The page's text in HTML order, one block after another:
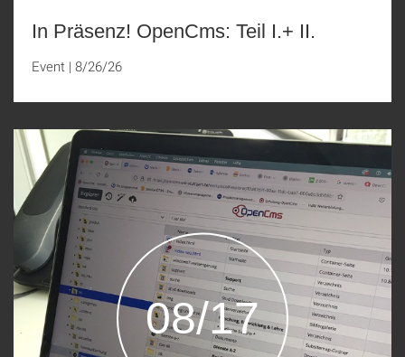
In Präsenz! OpenCms: Teil I.+ II.
Event | 8/26/26
08/17